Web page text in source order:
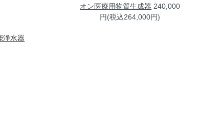
オン医療用物質生成器 240,000
円(税込264,000円)
浄水器